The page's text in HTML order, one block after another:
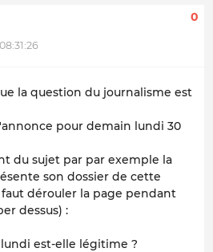
0
la question du journalisme est
pour demain lundi 30
du sujet par par exemple la
son dossier de cette
dérouler la page pendant
dessus) :
est-elle légitime ?